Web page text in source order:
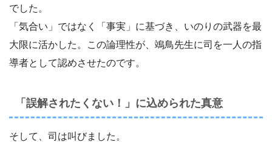
でした。
「気合い」ではなく「事実」に基づき、いのりの武器を最
大限に活かした。この論理性が、鴗鳥先生に司を一人の指
導者として認めさせたのです。
「誤解されたくない！」に込められた真意
そして、司は叫びました。